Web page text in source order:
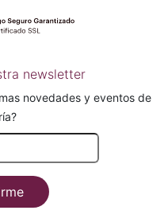
newsletter
novedades y eventos de